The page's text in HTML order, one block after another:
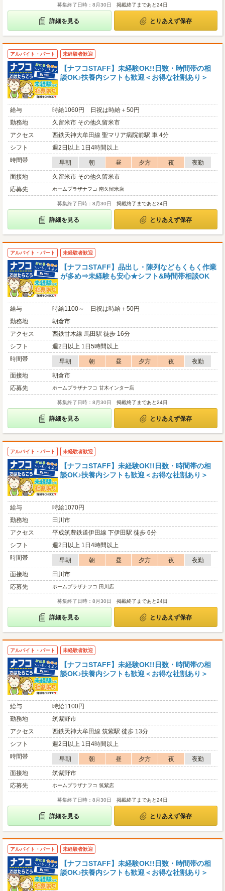
募集終了日時：8月30日 掲載終了まであと24日
詳細を見る とりあえず保存
アルバイト・パート 未経験者歓迎
【ナフコSTAFF】未経験OK!!日数・時間帯の相
談OK♪扶養内シフトも歓迎＜お得な社割あり＞
給与
時給1060円 日祝は時給＋50円
勤務地
久留米市 その他久留米市
アクセス
西鉄天神大牟田線 聖マリア病院前駅 車 4分
シフト
週2日以上 1日4時間以上
時間帯
早朝 朝 昼 夕方 夜
夜勤
面接地
久留米市 その他久留米市
応募先
ホームプラザナフコ 南久留米店
募集終了日時：8月30日 掲載終了まであと24日
詳細を見る とりあえず保存
アルバイト・パート 未経験者歓迎
【ナフコSTAFF】品出し・陳列などもくもく作業
が多め⇒未経験も安心★シフト&時間帯相談OK
給与
時給1100～ 日祝は時給＋50円
勤務地
朝倉市
アクセス
西鉄甘木線 馬田駅 徒歩 16分
シフト
週2日以上 1日5時間以上
時間帯
早朝 朝 昼 夕方 夜
夜勤
面接地
朝倉市
応募先
ホームプラザナフコ 甘木インター店
募集終了日時：8月30日 掲載終了まであと24日
詳細を見る とりあえず保存
アルバイト・パート 未経験者歓迎
【ナフコSTAFF】未経験OK!!日数・時間帯の相
談OK♪扶養内シフトも歓迎＜お得な社割あり＞
給与
時給1070円
勤務地
田川市
アクセス
平成筑豊鉄道伊田線 下伊田駅 徒歩 6分
シフト
週2日以上 1日4時間以上
時間帯
早朝 朝 昼 夕方 夜
夜勤
面接地
田川市
応募先
ホームプラザナフコ 田川店
募集終了日時：8月30日 掲載終了まであと24日
詳細を見る とりあえず保存
アルバイト・パート 未経験者歓迎
【ナフコSTAFF】未経験OK!!日数・時間帯の相
談OK♪扶養内シフトも歓迎＜お得な社割あり＞
給与
時給1100円
勤務地
筑紫野市
アクセス
西鉄天神大牟田線 筑紫駅 徒歩 13分
シフト
週2日以上 1日4時間以上
時間帯
早朝 朝 昼 夕方 夜
夜勤
面接地
筑紫野市
応募先
ホームプラザナフコ 筑紫店
募集終了日時：8月30日 掲載終了まであと24日
詳細を見る とりあえず保存
アルバイト・パート 未経験者歓迎
【ナフコSTAFF】未経験OK!!日数・時間帯の相
談OK♪扶養内シフトも歓迎＜お得な社割あり＞